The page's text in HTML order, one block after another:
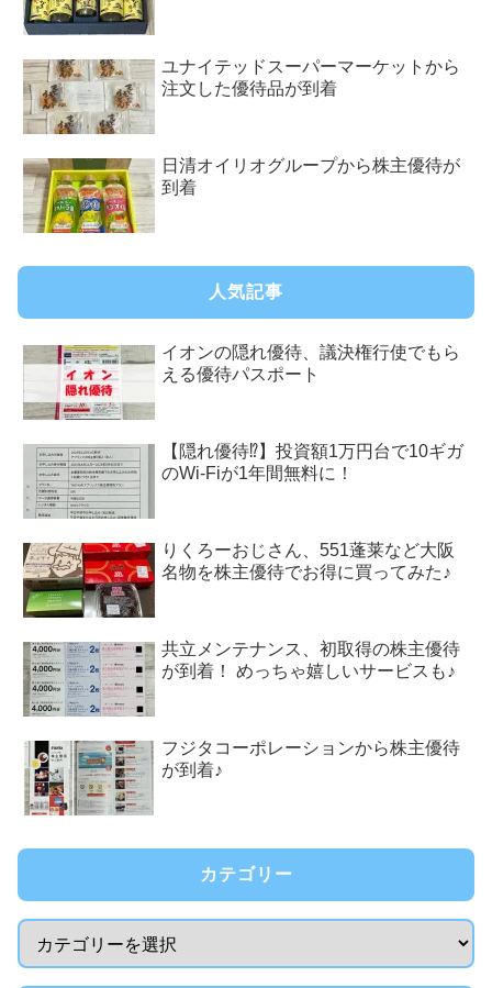
ユナイテッドスーパーマーケットから
注文した優待品が到着
日清オイリオグループから株主優待が
到着
人気記事
イオンの隠れ優待、議決権行使でもら
える優待パスポート
【隠れ優待⁉︎】投資額1万円台で10ギガ
のWi-Fiが1年間無料に！
りくろーおじさん、551蓬莱など大阪
名物を株主優待でお得に買ってみた♪
共立メンテナンス、初取得の株主優待
が到着！ めっちゃ嬉しいサービスも♪
フジタコーポレーションから株主優待
が到着♪
カテゴリー